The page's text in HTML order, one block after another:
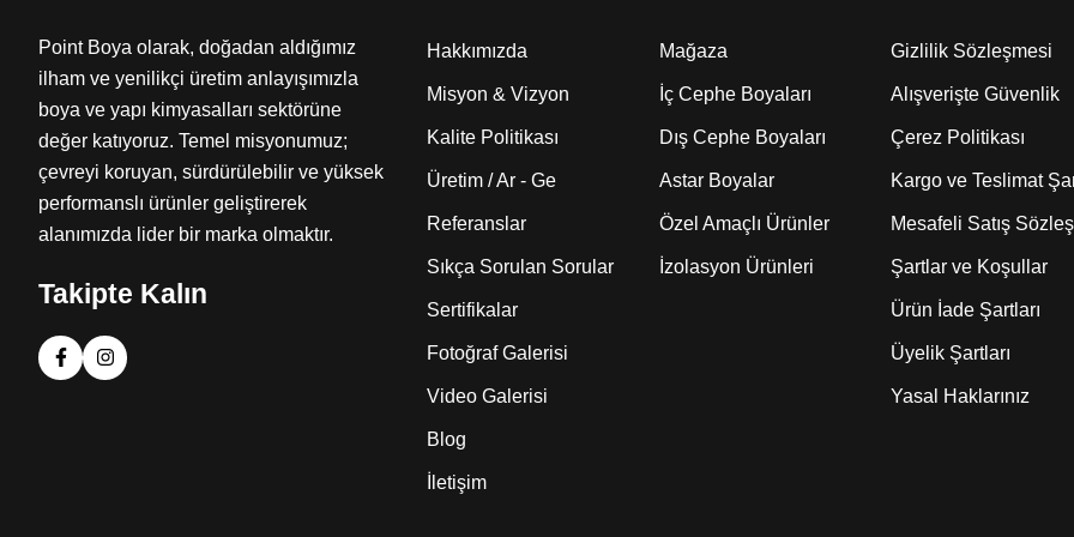
Point Boya olarak, doğadan aldığımız
ilham ve yenilikçi üretim anlayışımızla
boya ve yapı kimyasalları sektörüne
değer katıyoruz. Temel misyonumuz;
çevreyi koruyan, sürdürülebilir ve yüksek
performanslı ürünler geliştirerek
alanımızda lider bir marka olmaktır.
Takipte Kalın
Hakkımızda
Misyon & Vizyon
Kalite Politikası
Üretim / Ar - Ge
Referanslar
Sıkça Sorulan Sorular
Sertifikalar
Fotoğraf Galerisi
Video Galerisi
Blog
İletişim
Mağaza
İç Cephe Boyaları
Dış Cephe Boyaları
Astar Boyalar
Özel Amaçlı Ürünler
İzolasyon Ürünleri
Gizlilik Sözleşmesi
Alışverişte Güvenlik
Çerez Politikası
Kargo ve Teslimat
Mesafeli Satış
Şartlar ve Koşullar
Ürün İade Şartları
Üyelik Şartları
Yasal Haklarınız